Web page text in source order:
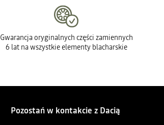
Gwarancja oryginalnych części zamiennych
6 lat na wszystkie elementy blacharskie
Pozostań w kontakcie z Dacią